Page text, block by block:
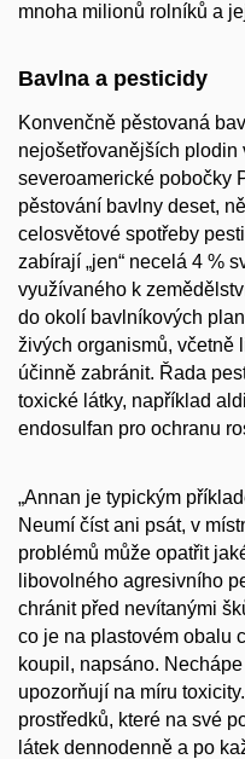
mnoha milionů rolníků a
Bavlna a pesticidy
Konvenčně pěstovaná
nejošetřovanějších plodin
severoamerické pobočky
pěstování bavlny deset,
celosvětové spotřeby
zabírají „jen“ necelá 4 %
využívaného k
do okolí bavlníkových
živých organismů, včetně
účinně zabránit. Řada
toxické látky, například
endosulfan pro ochranu
„Annan je typickým
Neumí číst ani psát, v
problémů může opatřit
libovolného agresivního
chránit před nevítanými
co je na plastovém obalu
koupil, napsáno.
upozorňují na míru
prostředků, které na své
látek dennodenně a po